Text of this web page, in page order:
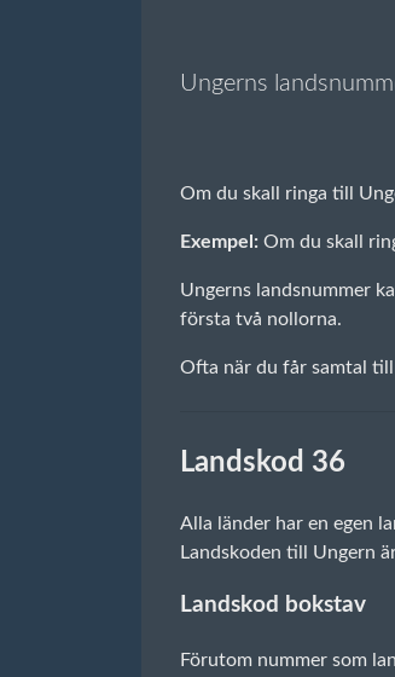
Ungerns
Om du skall ringa till
Exempel: Om du skall
Ungerns landsnummer
första två nollorna.
Ofta när du får samtal
Landskod 36
Alla länder har en egen
Landskoden till Ungern
Landskod bokstav
Förutom nummer som